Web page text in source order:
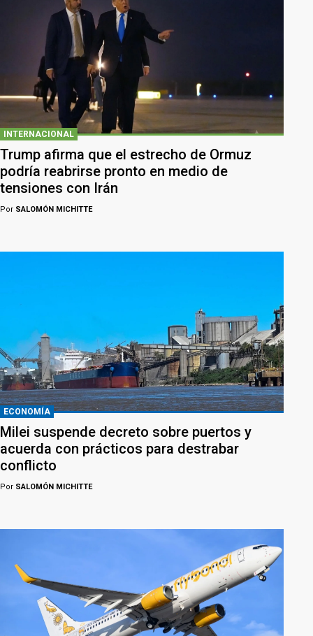
INTERNACIONAL
Trump afirma que el estrecho de Ormuz
podría reabrirse pronto en medio de
tensiones con Irán
Por SALOMÓN MICHITTE
ECONOMÍA
Milei suspende decreto sobre puertos y
acuerda con prácticos para destrabar
conflicto
Por SALOMÓN MICHITTE